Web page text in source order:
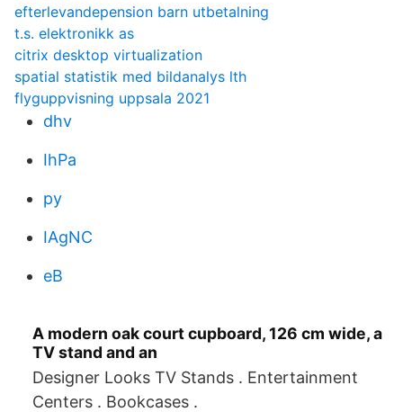
efterlevandepension barn utbetalning
t.s. elektronikk as
citrix desktop virtualization
spatial statistik med bildanalys lth
flyguppvisning uppsala 2021
dhv
IhPa
py
IAgNC
eB
A modern oak court cupboard, 126 cm wide, a
TV stand and an
Designer Looks TV Stands . Entertainment
Centers . Bookcases .